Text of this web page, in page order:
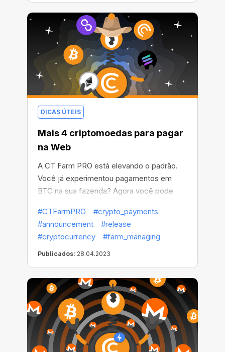
DICAS ÚTEIS
Mais 4 criptomoedas para pagar
na Web
A СT Farm PRO está elevando o padrão.
Você já experimentou pagamentos em
BTC na sua fazenda? Agora você pode
com mais quatro criptomoedas populares.
#CTFarmPRO
#crypto_payments
#announcement
#release
#cryptocurrency
#farm_managing
Publicados: 28.04.2023